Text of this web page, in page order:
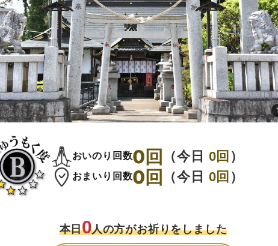
おいのり回数0回 （今日 0回 ）
おまいり回数0回 （今日 0回 ）
本日0人の方がお祈りをしました